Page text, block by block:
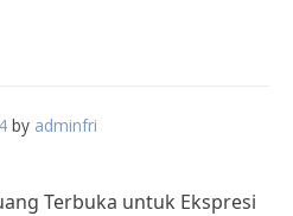
by adminfri
Terbuka untuk Ekspresi